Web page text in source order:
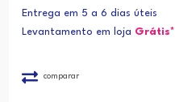
Entrega em 5 a 6 dias úteis
Levantamento em loja Grátis*
comparar